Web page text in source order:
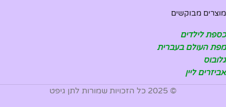
מוצרים מבוקשים
כספת לילדים
מפת העולם בעברית
גלובוס
אביזרים ליין
© 2025 כל הזכויות שמורות לתן גיפט